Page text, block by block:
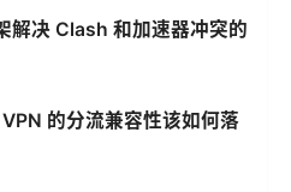
解决 Clash 和加速器冲突的
的分流兼容性该如何落